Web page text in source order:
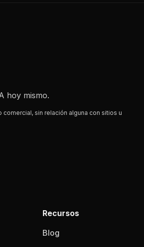
hoy mismo.
sin relación alguna con sitios u
Recursos
Blog